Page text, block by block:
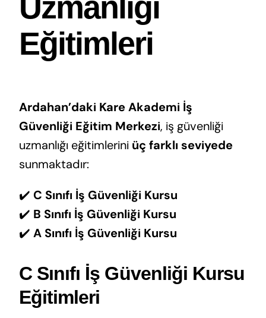
Uzmanlığı
Eğitimleri
Ardahan’daki Kare Akademi İş
Güvenliği Eğitim Merkezi, iş güvenliği
uzmanlığı eğitimlerini üç farklı seviyede
sunmaktadır:
✔️ C Sınıfı İş Güvenliği Kursu
✔️ B Sınıfı İş Güvenliği Kursu
✔️ A Sınıfı İş Güvenliği Kursu
C Sınıfı İş Güvenliği Kursu
Eğitimleri